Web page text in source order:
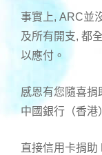
事實上, ARC並
及所有開支, 都
以應付。
感恩有您隨喜捐
中國銀行（香港
直接信用卡捐助